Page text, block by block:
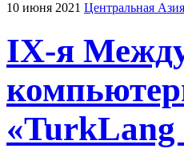
10 июня 2021 Центральная Азия
IХ-я
«TurkLang